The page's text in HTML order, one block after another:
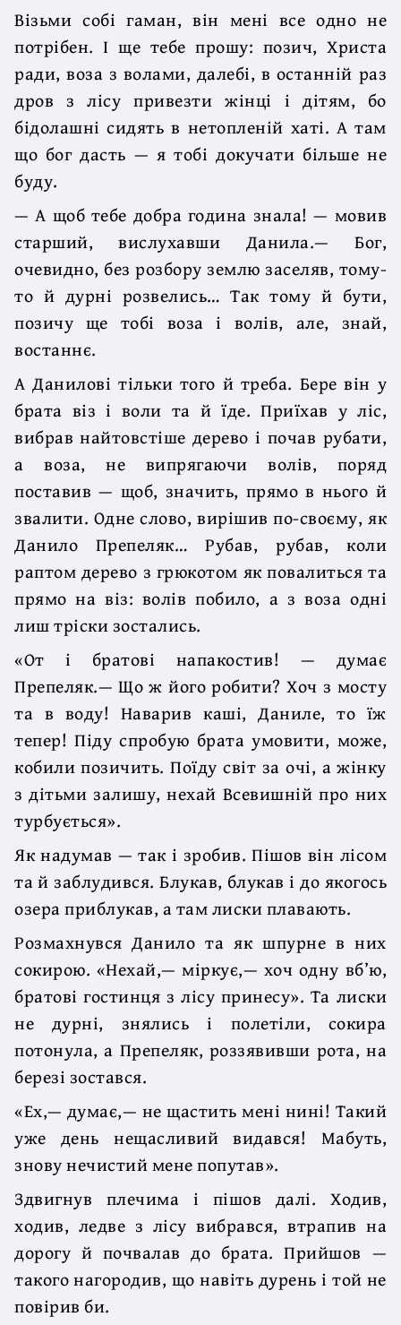
Візьми собі гаман, він мені все одно не
потрібен. І ще тебе прошу: позич, Христа
ради, воза з волами, далебі, в останній раз
дров з лісу привезти жінці і дітям, бо
бідолашні сидять в нетопленій хаті. А там
що бог дасть — я тобі докучати більше не
буду.
— А щоб тебе добра година знала! — мовив
старший, вислухавши Данила.— Бог,
очевидно, без розбору землю заселяв, тому-
то й дурні розвелись… Так тому й бути,
позичу ще тобі воза і волів, але, знай,
востаннє.
А Данилові тільки того й треба. Бере він у
брата віз і воли та й їде. Приїхав у ліс,
вибрав найтовстіше дерево і почав рубати,
а воза, не випрягаючи волів, поряд
поставив — щоб, значить, прямо в нього й
звалити. Одне слово, вирішив по-своєму, як
Данило Препеляк… Рубав, рубав, коли
раптом дерево з грюкотом як повалиться та
прямо на віз: волів побило, а з воза одні
лиш тріски зостались.
«От і братові напакостив! — думає
Препеляк.— Що ж його робити? Хоч з мосту
та в воду! Наварив каші, Даниле, то їж
тепер! Піду спробую брата умовити, може,
кобили позичить. Поїду світ за очі, а жінку
з дітьми залишу, нехай Всевишній про них
турбується».
Як надумав — так і зробив. Пішов він лісом
та й заблудився. Блукав, блукав і до якогось
озера приблукав, а там лиски плавають.
Розмахнувся Данило та як шпурне в них
сокирою. «Нехай,— міркує,— хоч одну вб’ю,
братові гостинця з лісу принесу». Та лиски
не дурні, знялись і полетіли, сокира
потонула, а Препеляк, роззявивши рота, на
березі зостався.
«Ех,— думає,— не щастить мені нині! Такий
уже день нещасливий видався! Мабуть,
знову нечистий мене попутав».
Здвигнув плечима і пішов далі. Ходив,
ходив, ледве з лісу вибрався, втрапив на
дорогу й почвалав до брата. Прийшов —
такого нагородив, що навіть дурень і той не
повірив би.